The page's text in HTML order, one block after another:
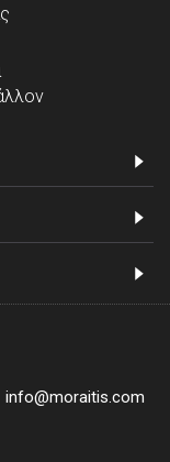
info@moraitis.com